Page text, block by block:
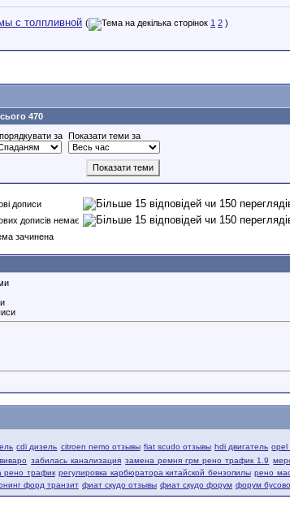
с толпливной ( 1 2 )
470
за Показати теми за
дописи
дописів немає
зачинена
cdi дизель citroen nemo отзывы fiat scudo отзывы hdi двигатель opel
виваро забилась канализация замена ремня грм рено трафик 1.9
рено трафик регулировка карбюратора китайской бензопилы рено
форд транзит фиат скудо отзывы фиат скудо форум форум